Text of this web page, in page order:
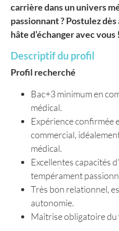
carrière dans un univers
passionnant ? Postulez
hâte d’échanger avec vous !
Descriptif du profil
Profil recherché
Bac+3 minimum en
médical.
Expérience confirmée
commercial,
médical.
Excellentes capacités
tempérament
Très bon relationnel,
autonomie.
Maîtrise obligatoire du